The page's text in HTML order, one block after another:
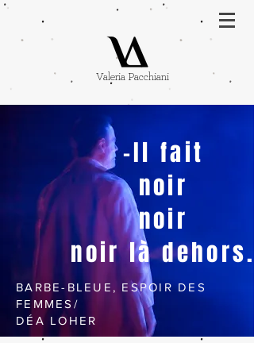
Valeria Pacchiani
-Il fait
noir
noir
noir làdehors.
BARBE-BLEUE, ESPOIR DES
FEMMES/
DÉA LOHER